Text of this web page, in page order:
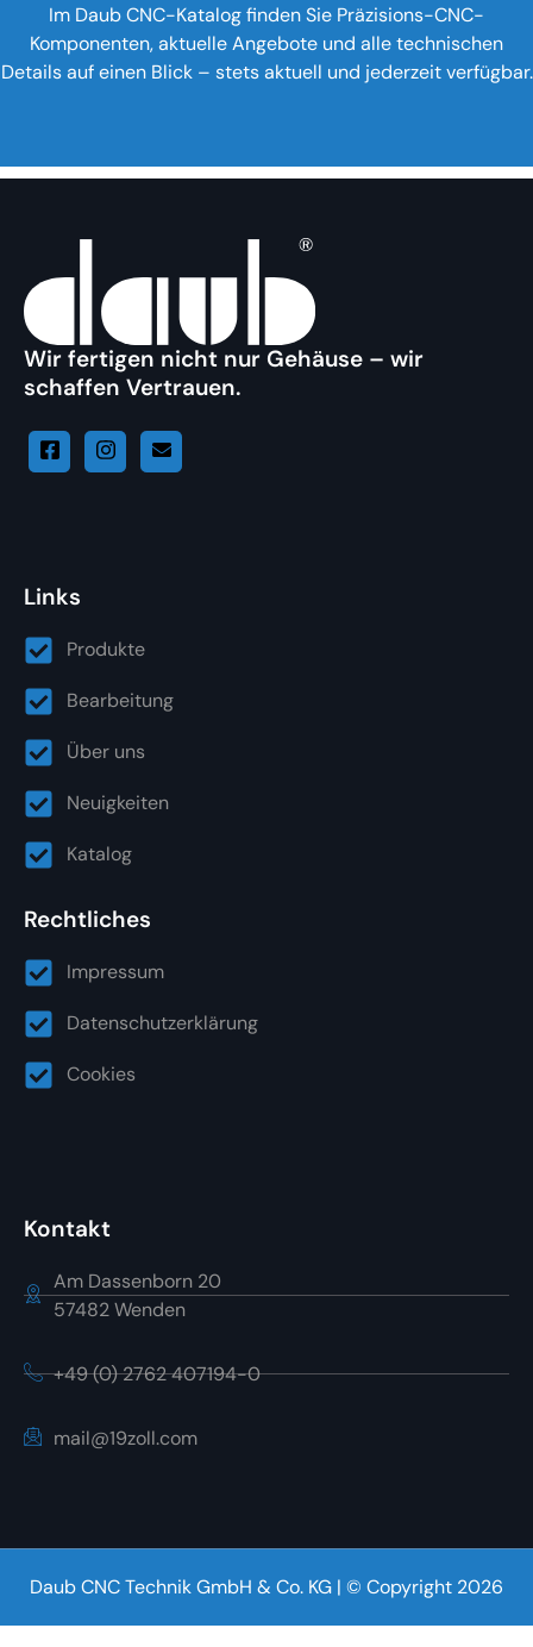
Im Daub CNC-Katalog finden Sie Präzisions-CNC-
Komponenten, aktuelle Angebote und alle technischen
Details auf einen Blick – stets aktuell und jederzeit verfügbar.
Wir fertigen nicht nur Gehäuse – wir
schaffen Vertrauen.
Links
Produkte
Bearbeitung
Über uns
Neuigkeiten
Katalog
Rechtliches
Impressum
Datenschutzerklärung
Cookies
Kontakt
Am Dassenborn 20
57482 Wenden
+49 (0) 2762 407194-0
mail@19zoll.com
Daub CNC Technik GmbH & Co. KG | © Copyright 2026